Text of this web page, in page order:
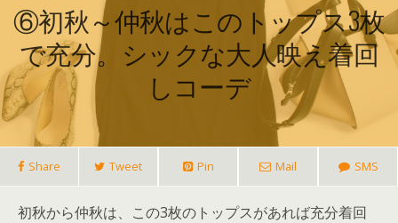
⑥初秋～仲秋はこのトップス3枚
で充分。シックな大人映え着回
しコーデ
Share Tweet Pin Mail SMS
初秋から仲秋は、この3枚のトップスがあれば充分着回